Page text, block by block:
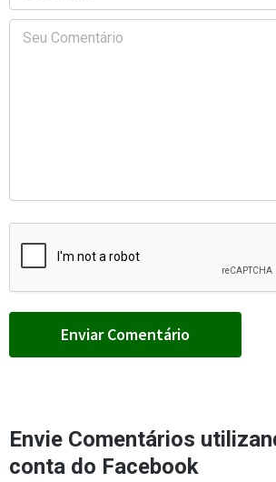
Envie Comentários
conta do Facebook